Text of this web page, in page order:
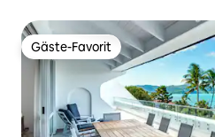
Gäste-Favorit
Gäste-Favorit